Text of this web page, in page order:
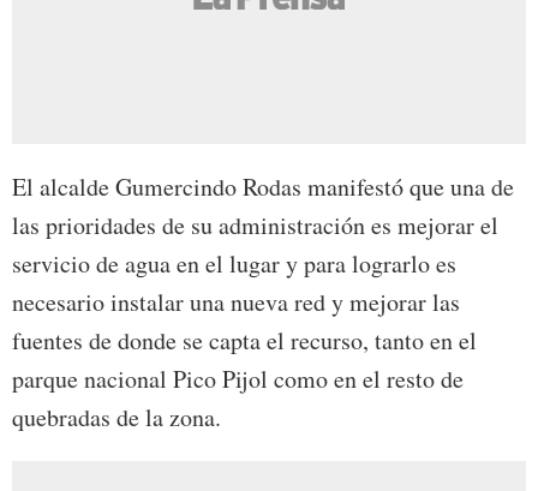
El alcalde Gumercindo Rodas manifestó que una de
las prioridades de su administración es mejorar el
servicio de agua en el lugar y para lograrlo es
necesario instalar una nueva red y mejorar las
fuentes de donde se capta el recurso, tanto en el
parque nacional Pico Pijol como en el resto de
quebradas de la zona.